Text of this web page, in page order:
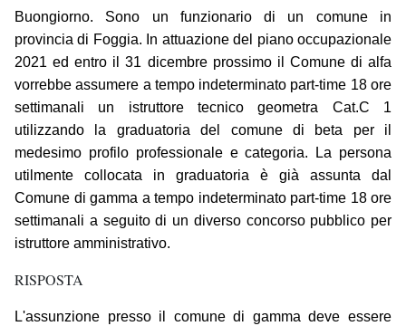
Buongiorno. Sono un funzionario di un comune in
provincia di Foggia. In attuazione del piano occupazionale
2021 ed entro il 31 dicembre prossimo il Comune di alfa
vorrebbe assumere a tempo indeterminato part-time 18 ore
settimanali un istruttore tecnico geometra Cat.C 1
utilizzando la graduatoria del comune di beta per il
medesimo profilo professionale e categoria. La persona
utilmente collocata in graduatoria è già assunta dal
Comune di gamma a tempo indeterminato part-time 18 ore
settimanali a seguito di un diverso concorso pubblico per
istruttore amministrativo.
RISPOSTA
L'assunzione presso il comune di gamma deve essere